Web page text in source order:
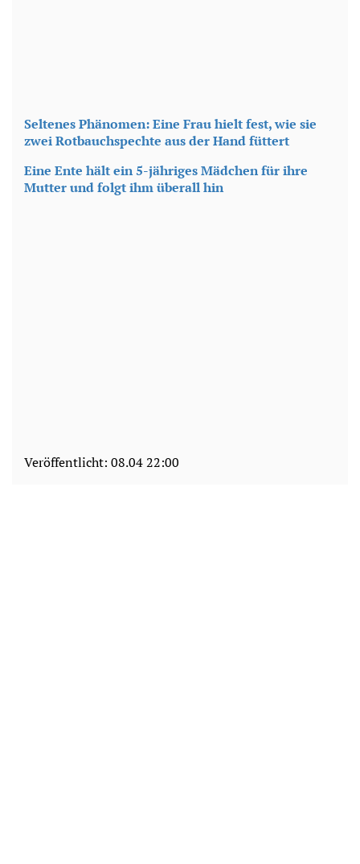
Seltenes Phänomen: Eine Frau hielt fest, wie sie
zwei Rotbauchspechte aus der Hand füttert
Eine Ente hält ein 5-jähriges Mädchen für ihre
Mutter und folgt ihm überall hin
Veröffentlicht: 08.04 22:00